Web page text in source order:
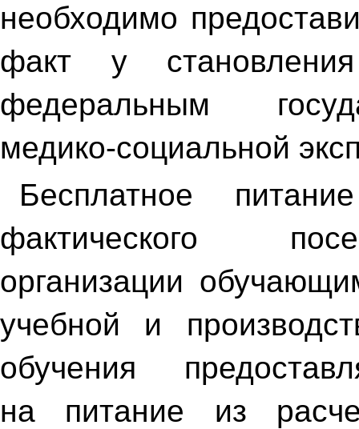
необходимо
факт у
федеральным
медико-социальной
Бесплатное
фактического
организации
учебной и
обучения
на питание из